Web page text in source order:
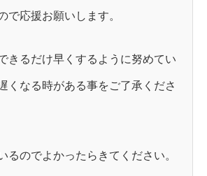
で応援お願いします。
きるだけ早くするように努めてい
くなる時がある事をご了承くださ
るのでよかったらきてください。